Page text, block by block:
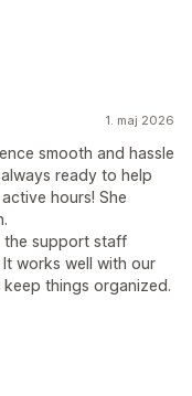
1. maj 2026
smooth and hassle
ready to help
hours! She
the support staff
works well with our
things organized.